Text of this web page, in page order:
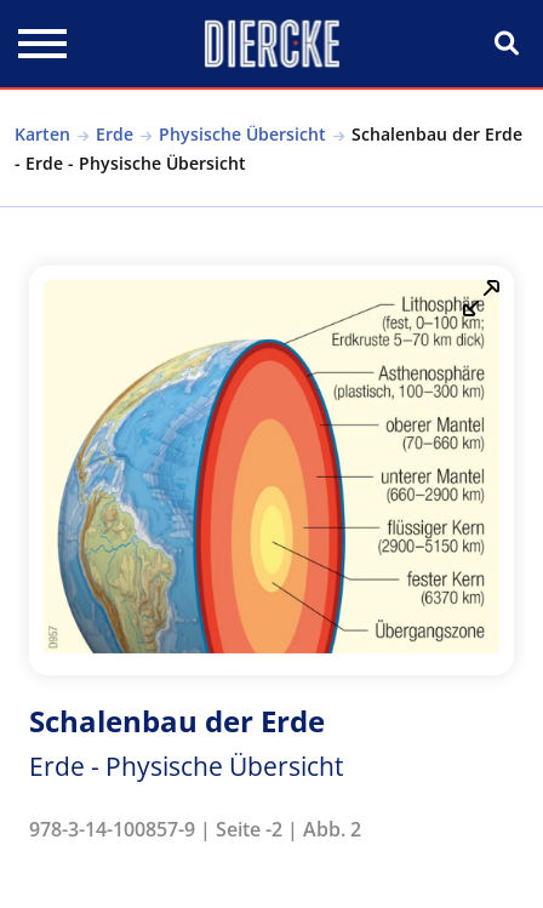
Karten Erde Physische Übersicht
Schalenbau der Erde
- Erde - Physische Übersicht
Schalenbau der Erde
Erde - Physische Übersicht
978-3-14-100857-9 | Seite -2 | Abb. 2